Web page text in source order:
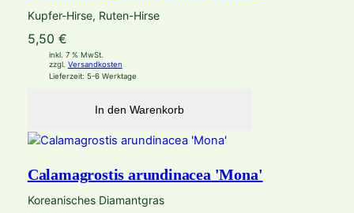
Kupfer-Hirse, Ruten-Hirse
5,50 €
inkl. 7 % MwSt.
zzgl. Versandkosten
Lieferzeit: 5-6 Werktage
In den Warenkorb
Calamagrostis arundinacea 'Mona'
Koreanisches Diamantgras